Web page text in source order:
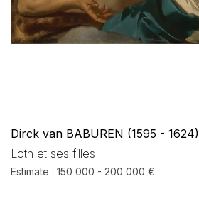
Dirck van BABUREN (1595 - 1624)
Loth et ses filles
Estimate : 150 000 - 200 000 €